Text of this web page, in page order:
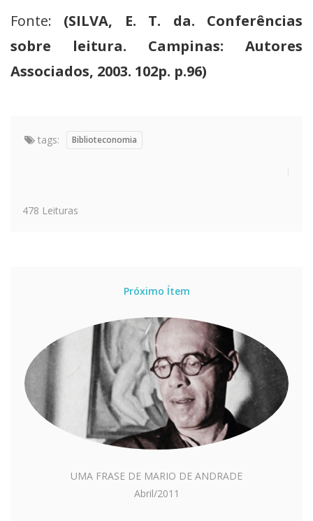
Fonte: (SILVA, E. T. da. Conferências
sobre leitura. Campinas: Autores
Associados, 2003. 102p. p.96)
tags: Biblioteconomia
478 Leituras
Próximo Ítem
UMA FRASE DE MARIO DE ANDRADE
Abril/2011